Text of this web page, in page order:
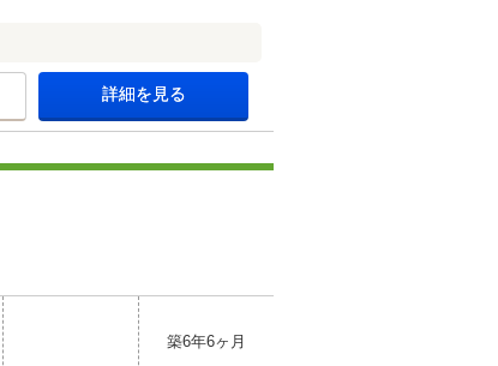
詳細を見る
築6年6ヶ月